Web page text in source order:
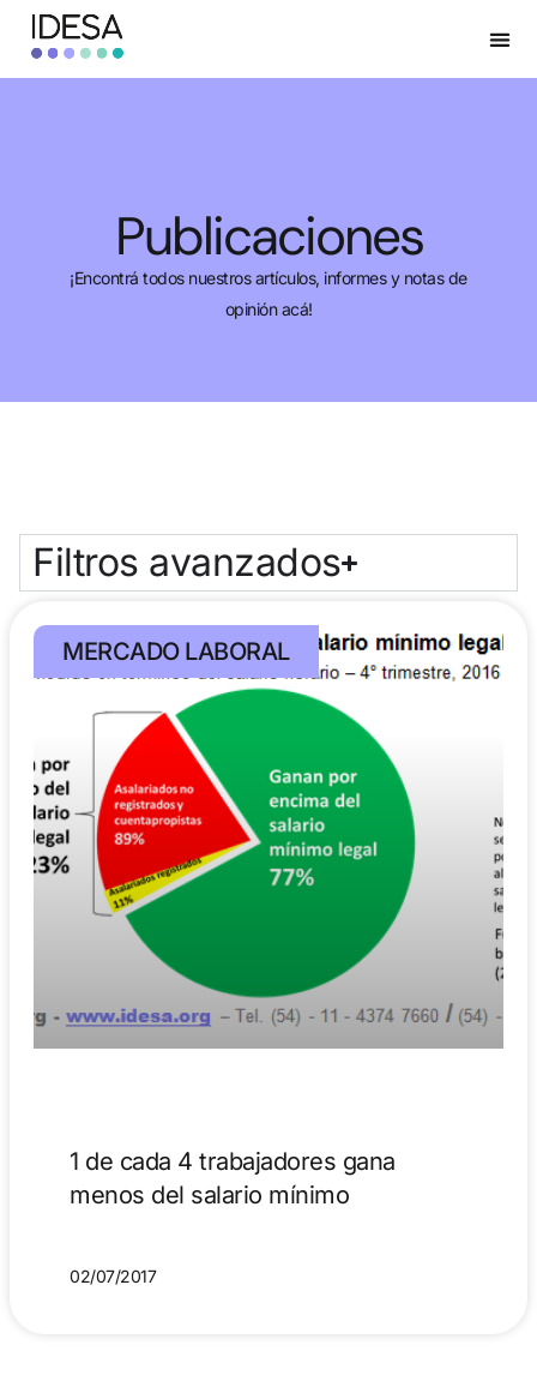
Publicaciones
¡Encontrá todos nuestros artículos, informes y notas de
opinión acá!
Filtros avanzados
MERCADO LABORAL
1 de cada 4 trabajadores gana
menos del salario mínimo
02/07/2017